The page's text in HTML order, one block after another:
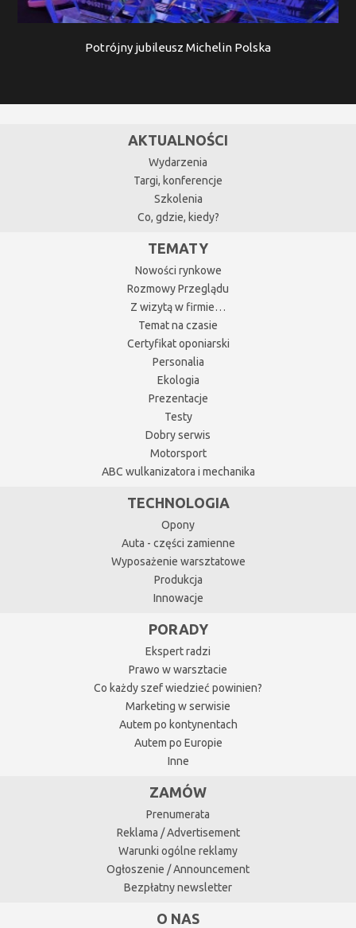
Potrójny jubileusz Michelin Polska
AKTUALNOŚCI
Wydarzenia
Targi, konferencje
Szkolenia
Co, gdzie, kiedy?
TEMATY
Nowości rynkowe
Rozmowy Przeglądu
Z wizytą w firmie…
Temat na czasie
Certyfikat oponiarski
Personalia
Ekologia
Prezentacje
Testy
Dobry serwis
Motorsport
ABC wulkanizatora i mechanika
TECHNOLOGIA
Opony
Auta - części zamienne
Wyposażenie warsztatowe
Produkcja
Innowacje
PORADY
Ekspert radzi
Prawo w warsztacie
Co każdy szef wiedzieć powinien?
Marketing w serwisie
Autem po kontynentach
Autem po Europie
Inne
ZAMÓW
Prenumerata
Reklama / Advertisement
Warunki ogólne reklamy
Ogłoszenie / Announcement
Bezpłatny newsletter
O NAS